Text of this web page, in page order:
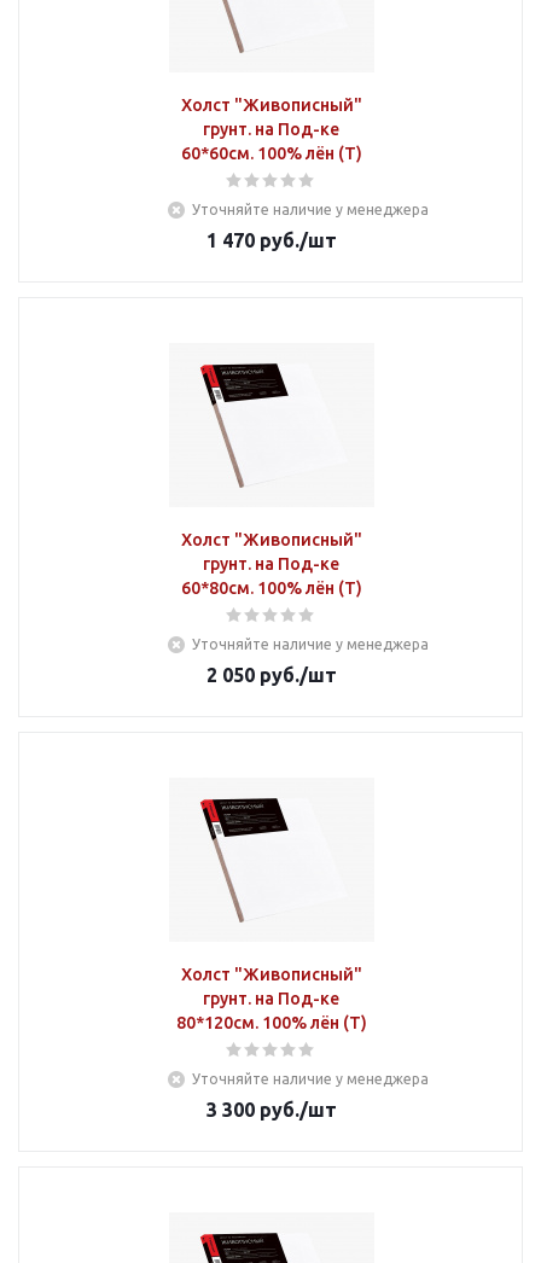
Холст "Живописный"
грунт. на Под-ке
60*60см. 100% лён (Т)
Уточняйте наличие у менеджера
1 470руб./шт
Холст "Живописный"
грунт. на Под-ке
60*80см. 100% лён (Т)
Уточняйте наличие у менеджера
2 050руб./шт
Холст "Живописный"
грунт. на Под-ке
80*120см. 100% лён (Т)
Уточняйте наличие у менеджера
3 300руб./шт